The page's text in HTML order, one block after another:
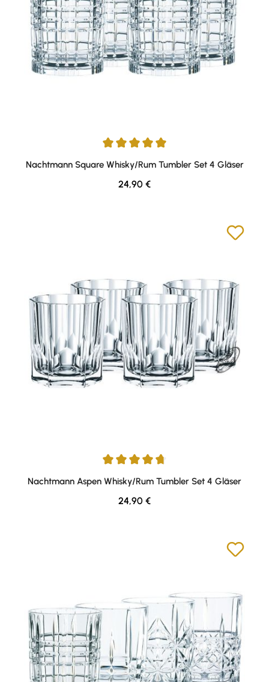
Durchschnittliche Bewertung von 5 von 5 Sternen
Nachtmann Square Whisky/Rum Tumbler Set 4 Gläser
Regulärer Preis:
24,90 €
Durchschnittliche Bewertung von 4.67 von 5 Sternen
Nachtmann Aspen Whisky/Rum Tumbler Set 4 Gläser
Regulärer Preis:
24,90 €